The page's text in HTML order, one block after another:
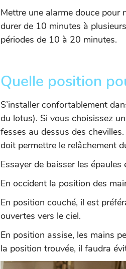
Mettre une alarme douce pour
durer de 10 minutes à
périodes de 10 à 20 minutes.
Quelle position
S’installer confortablement
du lotus). Si vous choisissez
fesses au dessus des
doit permettre le relâchement
Essayer de baisser les
En occident la position des
En position couché, il est
ouvertes vers le ciel.
En position assise, les mains
la position trouvée, il faudra